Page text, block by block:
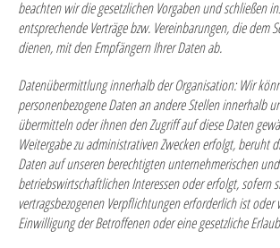
beachten wir die gesetzlichen Vorgaben und schließen
entsprechende Verträge bzw. Vereinbarungen, die dem
dienen, mit den Empfängern Ihrer Daten ab.
Datenübermittlung innerhalb der Organisation: Wir
personenbezogene Daten an andere Stellen innerhalb
übermitteln oder ihnen den Zugriff auf diese Daten
Weitergabe zu administrativen Zwecken erfolgt, beruht
Daten auf unseren berechtigten unternehmerischen und
betriebswirtschaftlichen Interessen oder erfolgt, sofern
vertragsbezogenen Verpflichtungen erforderlich ist oder
Einwilligung der Betroffenen oder eine gesetzliche